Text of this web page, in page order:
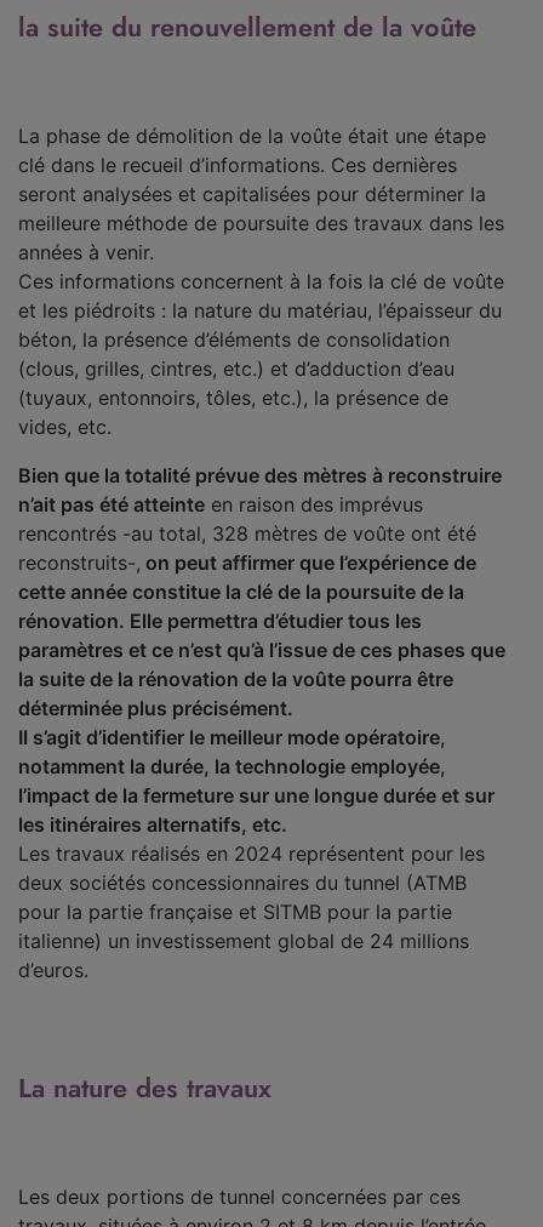
la suite du renouvellement de la voûte
La phase de démolition de la voûte était une étape
clé dans le recueil d’informations. Ces dernières
seront analysées et capitalisées pour déterminer la
meilleure méthode de poursuite des travaux dans les
années à venir.
Ces informations concernent à la fois la clé de voûte
et les piédroits : la nature du matériau, l’épaisseur du
béton, la présence d’éléments de consolidation
(clous, grilles, cintres, etc.) et d’adduction d’eau
(tuyaux, entonnoirs, tôles, etc.), la présence de
vides, etc.
Bien que la totalité prévue des mètres à reconstruire
n’ait pas été atteinte en raison des imprévus
rencontrés -au total, 328 mètres de voûte ont été
reconstruits-, on peut affirmer que l’expérience de
cette année constitue la clé de la poursuite de la
rénovation. Elle permettra d’étudier tous les
paramètres et ce n’est qu’à l’issue de ces phases que
la suite de la rénovation de la voûte pourra être
déterminée plus précisément.
Il s’agit d’identifier le meilleur mode opératoire,
notamment la durée, la technologie employée,
l’impact de la fermeture sur une longue durée et sur
les itinéraires alternatifs, etc.
Les travaux réalisés en 2024 représentent pour les
deux sociétés concessionnaires du tunnel (ATMB
pour la partie française et SITMB pour la partie
italienne) un investissement global de 24 millions
d’euros.
La nature des travaux
Les deux portions de tunnel concernées par ces